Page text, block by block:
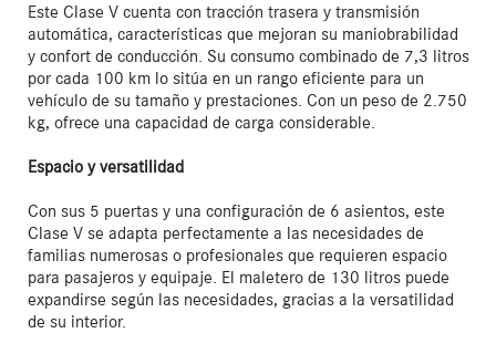
Este Clase V cuenta con tracción trasera y transmisión
automática, características que mejoran su maniobrabilidad
y confort de conducción. Su consumo combinado de 7,3 litros
por cada 100 km lo sitúa en un rango eficiente para un
vehículo de su tamaño y prestaciones. Con un peso de 2.750
kg, ofrece una capacidad de carga considerable.
Espacio y versatilidad
Con sus 5 puertas y una configuración de 6 asientos, este
Clase V se adapta perfectamente a las necesidades de
familias numerosas o profesionales que requieren espacio
para pasajeros y equipaje. El maletero de 130 litros puede
expandirse según las necesidades, gracias a la versatilidad
de su interior.